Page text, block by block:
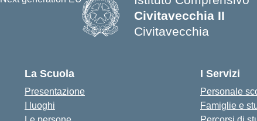
Civitavecchia II
Civitavecchia
La Scuola
Presentazione
I luoghi
I Servizi
Personale
Famiglie e